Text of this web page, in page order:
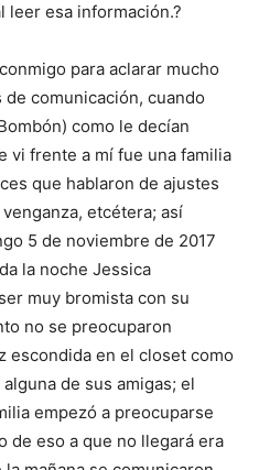
leer esa información.?
para aclarar mucho
comunicación, cuando
como le decían
vi frente a mí fue una familia
que hablaron de ajustes
etcétera; así
5 de noviembre de 2017
la noche Jessica
muy bromista con su
no se preocuparon
escondida en el closet como
de sus amigas; el
empezó a preocuparse
de eso a que no llegará era